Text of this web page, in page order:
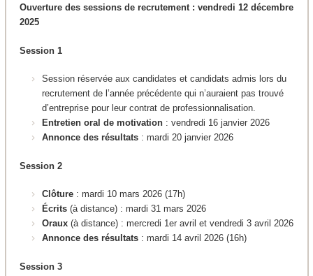
Ouverture des sessions de recrutement : vendredi 12 décembre
2025
Session 1
Session réservée aux candidates et candidats admis lors du
recrutement de l’année précédente qui n’auraient pas trouvé
d’entreprise pour leur contrat de professionnalisation.
Entretien oral de motivation : vendredi 16 janvier 2026
Annonce des résultats : mardi 20 janvier 2026
Session 2
Clôture : mardi 10 mars 2026 (17h)
Écrits (à distance) : mardi 31 mars 2026
Oraux (à distance) : mercredi 1er avril et vendredi 3 avril 2026
Annonce des résultats : mardi 14 avril 2026 (16h)
Session 3